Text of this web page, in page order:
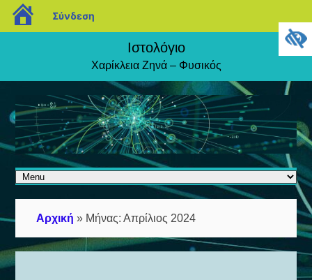
blogs.sch.gr
Σύνδεση
Ιστολόγιο
Χαρίκλεια Ζηνά – Φυσικός
Αρχική » Μήνας:Απρίλιος 2024